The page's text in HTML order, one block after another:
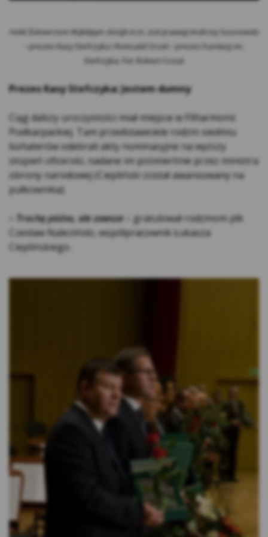
Hołd Żołnierzom Wyklętym złożyli m.in. (od prawej) Andrzej Sosnowski
– prezes Kasy Stefczyka i Romuald Orzeł – prezes Fundacji im.
Stefczyka. Fot: Robert Cozaś
Prezes Kasy Stefczyka: Jestem dumny
Ciąg dalszy uroczystości miał miejsce w Filharmonii
Podkarpackiej. Tam przedstawiciele rodzin siedmiu
bohaterów odebrali akty nominacyjne na wyższy
stopień oficerski, nadane im pośmiertnie przez ministra
obrony narodowej (Ciepliński został awansowany na
pułkownika).
– Trochę późno, ale zawsze– gratulował rodzinom płk
Czesław Naleziński, współpracownik Łukasza
Cieplińskiego.
na innych stronach internetowych do
takich jak np. Google Ads i Google Marketing
Platform. Użytkownik w każdej chwili może
zrezygnować z cookies Google lub określić,
Internecie z wykorzystaniem technologii
https://adssettings.google.pllink otwiera się
w nowym oknie;
Reklam serwisu społecznościowego
Facebook – w celu śledzenia aktywności
użytkowników portalu Facebook na potrzeby
analizy rynku oraz rozwoju produktów Kasy.
przekazu do konkretnej grupy
użytkowników oraz ocenę skuteczności
kampanii reklamowych prowadzonych na
cookies Facebook, które służą do
do swoich preferencji
(https://www.facebook.com/ads/preferences/
?entry_product=ad_settings_screenlink
otwiera się w nowym oknie)
Retargeting – w celu przedstawienia
Użytkownikom, którzy odwiedzili nasz
Serwis, odpowiedniej reklamy na stronach
internetowych naszych pozostałych
partnerów.
– służą do pozyskania
danych statycznych o ruchu Użytkowników i
wykorzystaniu ich do analizy zachowania i
zainteresowań w celu optymalizacji serwisu Kasy
Stefczyka oraz oferowanych przez Kasę